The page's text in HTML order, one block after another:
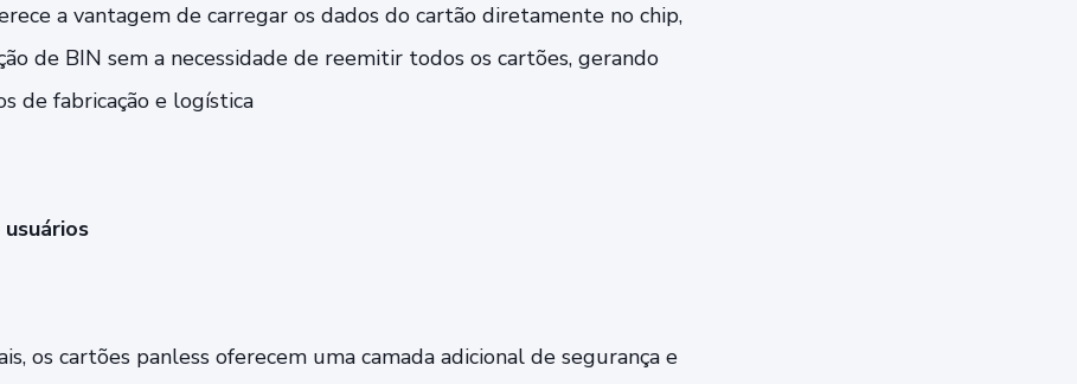
a vantagem de carregar os dados do cartão diretamente no chip,
de BIN sem a necessidade de reemitir todos os cartões, gerando
de fabricação e logística
os cartões panless oferecem uma camada adicional de segurança e